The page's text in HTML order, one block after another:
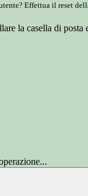
Effettua il reset
la casella di posta